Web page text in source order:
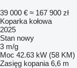
39 000 € ≈ 167 900 zł
Koparka kołowa
2025
Stan nowy
3 m/g
Moc 42.63 kW (58 KM)
Zasięg kopania 6,6 m